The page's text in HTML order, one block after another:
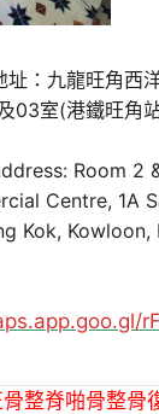
：九龍旺角西
03室(港鐵旺角
Room 2
Centre, 1A
Kok, Kowloon,
整脊啪骨整骨